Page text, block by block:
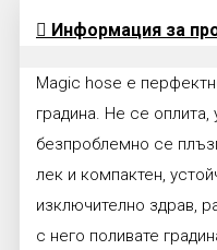
Информация за
Magic hose е
градина. Не се оплита,
безпроблемно се
лек и компактен,
изключително здрав,
с него поливате